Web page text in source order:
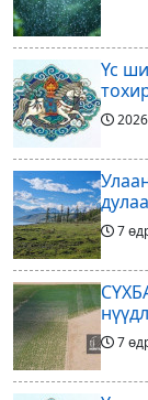
Үс
7
7